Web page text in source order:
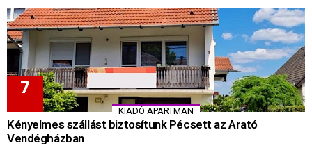
KIADÓ APARTMAN
Kényelmes szállást biztosítunk Pécsett az Arató
Vendégházban